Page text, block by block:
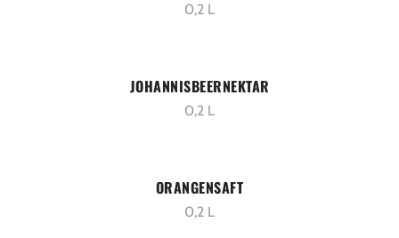
0,2 L
JOHANNISBEERNEKTAR
0,2 L
ORANGENSAFT
0,2 L